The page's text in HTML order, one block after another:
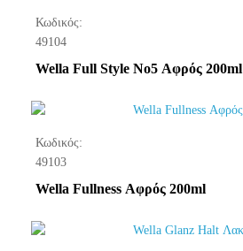
Κωδικός:
49104
Wella Full Style No5 Αφρός 200ml
Κωδικός:
49103
Wella Fullness Αφρός 200ml